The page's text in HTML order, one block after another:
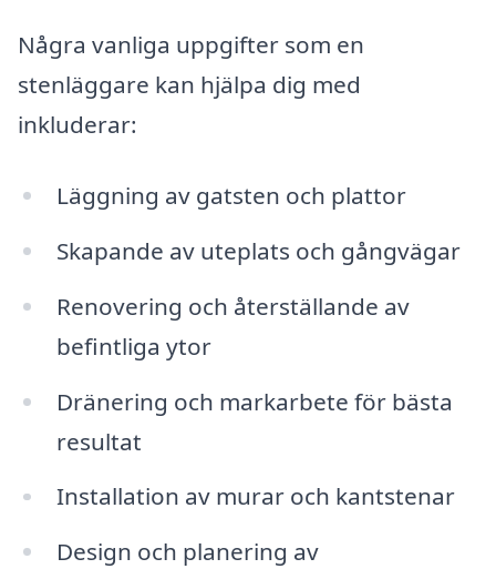
Några vanliga uppgifter som en
stenläggare kan hjälpa dig med
inkluderar:
Läggning av gatsten och plattor
Skapande av uteplats och gångvägar
Renovering och återställande av
befintliga ytor
Dränering och markarbete för bästa
resultat
Installation av murar och kantstenar
Design och planering av